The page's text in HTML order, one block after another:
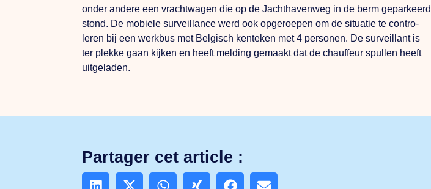
onder andere een vrachtwagen die op de Jachthavenweg in de berm geparkeerd
stond. De mobiele surveillance werd ook opgeroepen om de situatie te contro-
leren bij een werkbus met Belgisch kenteken met 4 personen. De surveillant is
ter plekke gaan kijken en heeft melding gemaakt dat de chauffeur spullen heeft
uitgeladen.
Partager cet article :